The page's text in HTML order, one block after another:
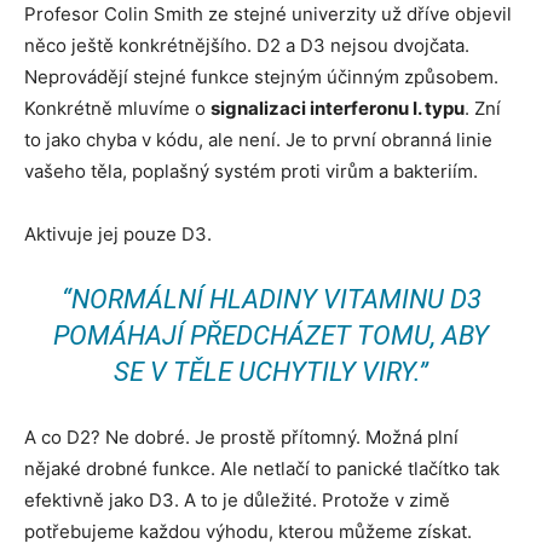
Profesor Colin Smith ze stejné univerzity už dříve objevil
něco ještě konkrétnějšího. D2 a D3 nejsou dvojčata.
Neprovádějí stejné funkce stejným účinným způsobem.
Konkrétně mluvíme o signalizaci interferonu I. typu. Zní
to jako chyba v kódu, ale není. Je to první obranná linie
vašeho těla, poplašný systém proti virům a bakteriím.
Aktivuje jej pouze D3.
“NORMÁLNÍ HLADINY VITAMINU D3
POMÁHAJÍ PŘEDCHÁZET TOMU, ABY
SE V TĚLE UCHYTILY VIRY.”
A co D2? Ne dobré. Je prostě přítomný. Možná plní
nějaké drobné funkce. Ale netlačí to panické tlačítko tak
efektivně jako D3. A to je důležité. Protože v zimě
potřebujeme každou výhodu, kterou můžeme získat.